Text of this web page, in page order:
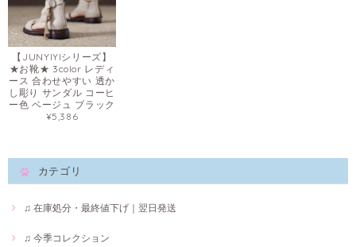
【JUNYIYIシリーズ】
★お靴★ 3color レディ
ース 合わせやすい 透か
し彫り サンダル コーヒ
ー色 ベージュ ブラック
¥5,386
カテゴリ
♫ 在庫処分・最終値下げ｜翌日発送
♫ 今季コレクション